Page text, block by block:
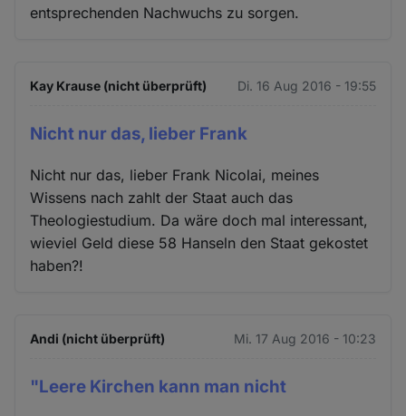
entsprechenden Nachwuchs zu sorgen.
Kay Krause (nicht überprüft) Di. 16 Aug 2016 - 19:55
Nicht nur das, lieber Frank
Nicht nur das, lieber Frank Nicolai, meines
Wissens nach zahlt der Staat auch das
Theologiestudium. Da wäre doch mal interessant,
wieviel Geld diese 58 Hanseln den Staat gekostet
haben?!
Andi (nicht überprüft) Mi. 17 Aug 2016 - 10:23
"Leere Kirchen kann man nicht